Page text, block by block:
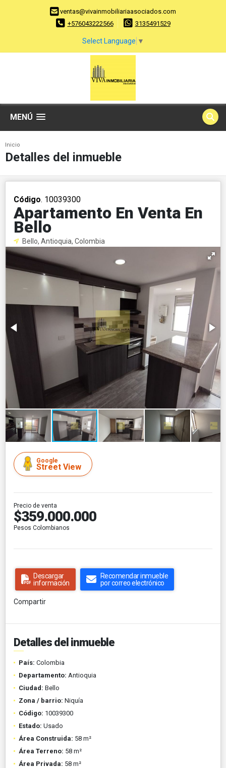
ventas@vivainmobiliariaasociados.com
+576043222566
3135491529
Select Language ▼
MENÚ
Inicio
Detalles del inmueble
Código. 10039300
Apartamento En Venta En
Bello
Bello, Antioquia, Colombia
Google
Street View
Precio de venta
$359.000.000
Pesos Colombianos
Descargar
información
Recomendar inmueble
por correo electrónico
Compartir
Detalles del inmueble
País: Colombia
Departamento: Antioquia
Ciudad: Bello
Zona / barrio: Niquía
Código: 10039300
Estado: Usado
Área Construida: 58 m²
Área Terreno: 58 m²
Área Privada: 58 m²